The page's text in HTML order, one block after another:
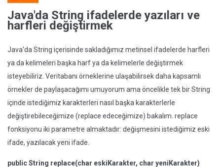
Java'da String ifadelerde yazıları ve
harfleri değiştirmek
Java'da String içerisinde sakladığımız metinsel ifadelerde harfleri
ya da kelimeleri başka harf ya da kelimelerle değiştirmek
isteyebiliriz. Veritabanı örneklerine ulaşabilirsek daha kapsamlı
örnekler de paylaşacağımı umuyorum ama öncelikle tek bir String
içinde istediğimiz karakterleri nasıl başka karakterlerle
değiştirebileceğimize (replace edeceğimize) bakalım. replace
fonksiyonu iki parametre almaktadır: değişmesini istediğimiz eski
ifade, yazılacak yeni ifade.
public String replace(char eskiKarakter, char yeniKarakter)